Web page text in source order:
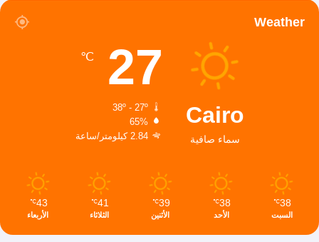
Weather
Cairo
سماء صافية
27
℃
38º - 27º
65%
2.84 كيلومتر/ساعة
38
℃
السبت
38
℃
الأحد
39
℃
الأثنين
41
℃
الثلاثاء
43
℃
الأربعاء